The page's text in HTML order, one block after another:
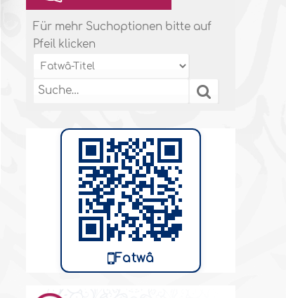
Für mehr Suchoptionen bitte auf
Pfeil klicken
Fatwâ